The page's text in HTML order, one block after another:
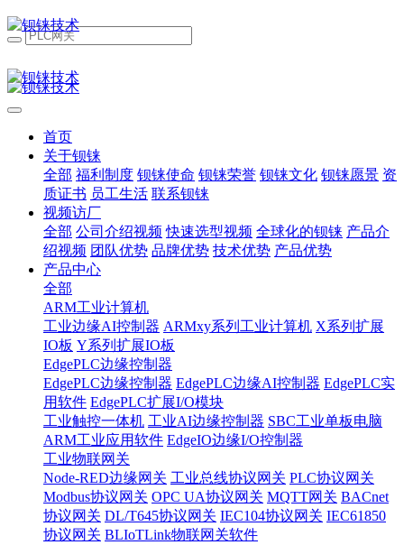
首页
关于钡铼
全部 福利制度 钡铼使命 钡铼荣誉 钡铼文化 钡铼愿景 资
质证书 员工生活 联系钡铼
视频访厂
全部 公司介绍视频 快速选型视频 全球化的钡铼 产品介
绍视频 团队优势 品牌优势 技术优势 产品优势
产品中心
全部
ARM工业计算机
工业边缘AI控制器 ARMxy系列工业计算机 X系列扩展
IO板 Y系列扩展IO板
EdgePLC边缘控制器
EdgePLC边缘控制器 EdgePLC边缘AI控制器 EdgePLC实
用软件 EdgePLC扩展I/O模块
工业触控一体机 工业AI边缘控制器 SBC工业单板电脑
ARM工业应用软件 EdgeIO边缘I/O控制器
工业物联网关
Node-RED边缘网关 工业总线协议网关 PLC协议网关
Modbus协议网关 OPC UA协议网关 MQTT网关 BACnet
协议网关 DL/T645协议网关 IEC104协议网关 IEC61850
协议网关 BLIoTLink物联网关软件